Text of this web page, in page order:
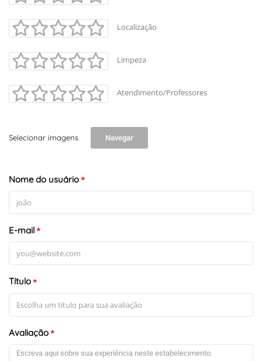
Localização
Limpeza
Atendimento/Professores
Selecionar imagens Navegar
Nome do usuário*
E-mail*
Título*
Avaliação*